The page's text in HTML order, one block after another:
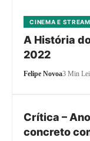
CINEMA E
A História
2022
Felipe Novoa3 Min
Crítica –
concreto